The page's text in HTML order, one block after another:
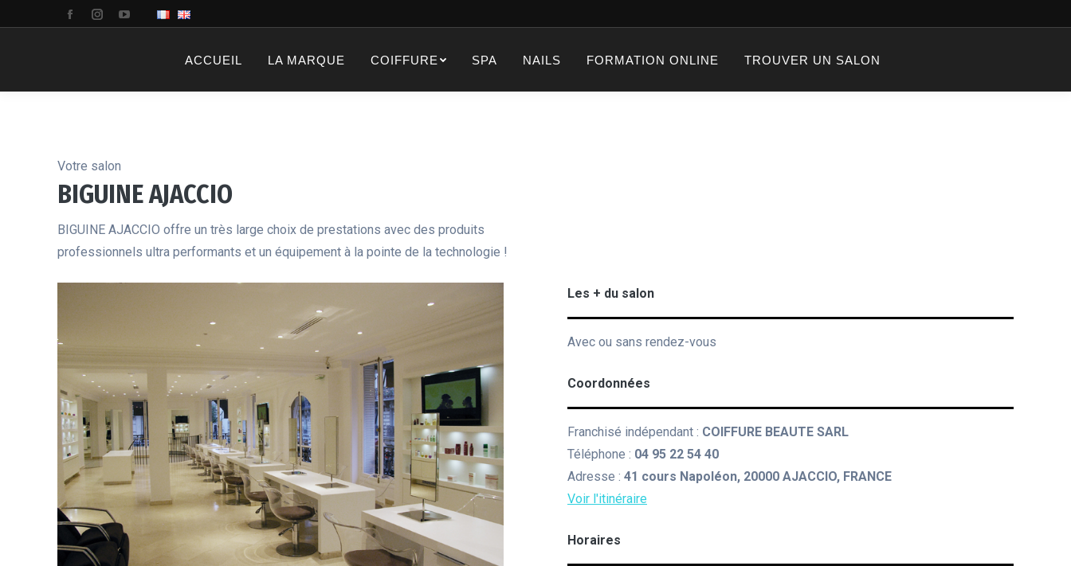
La
fenêtre
La
fenêtre
La
fenêtre
ACCUEIL LA MARQUE COIFFURE SPA NAILS FORMATION ONLINE TROUVER UN SALON
Votre salon
BIGUINE AJACCIO
BIGUINE AJACCIO offre un très large choix de prestations avec des produits
professionnels ultra performants et un équipement à la pointe de la technologie !
Les + du salon
Avec ou sans rendez-vous
Coordonnées
Franchisé indépendant : COIFFURE BEAUTE SARL
Téléphone : 04 95 22 54 40
Adresse : 41 cours Napoléon, 20000 AJACCIO, FRANCE
Voir l'itinéraire
Horaires